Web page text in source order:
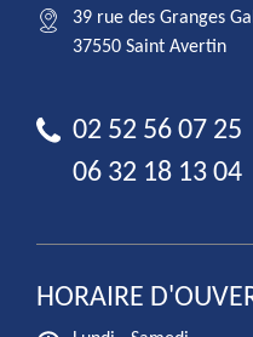
39 rue des Granges
37550 Saint Avertin
02 52 56 07 25
06 32 18 13 04
HORAIRE